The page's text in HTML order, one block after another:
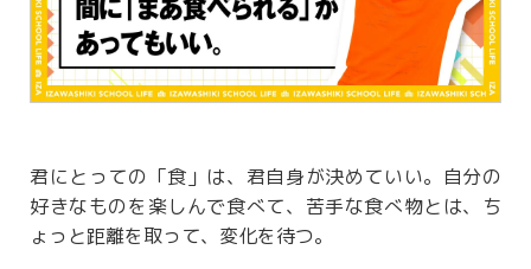
君にとっての「食」は、君自身が決めていい。自分の
好きなものを楽しんで食べて、苦手な食べ物とは、ち
ょっと距離を取って、変化を待つ。